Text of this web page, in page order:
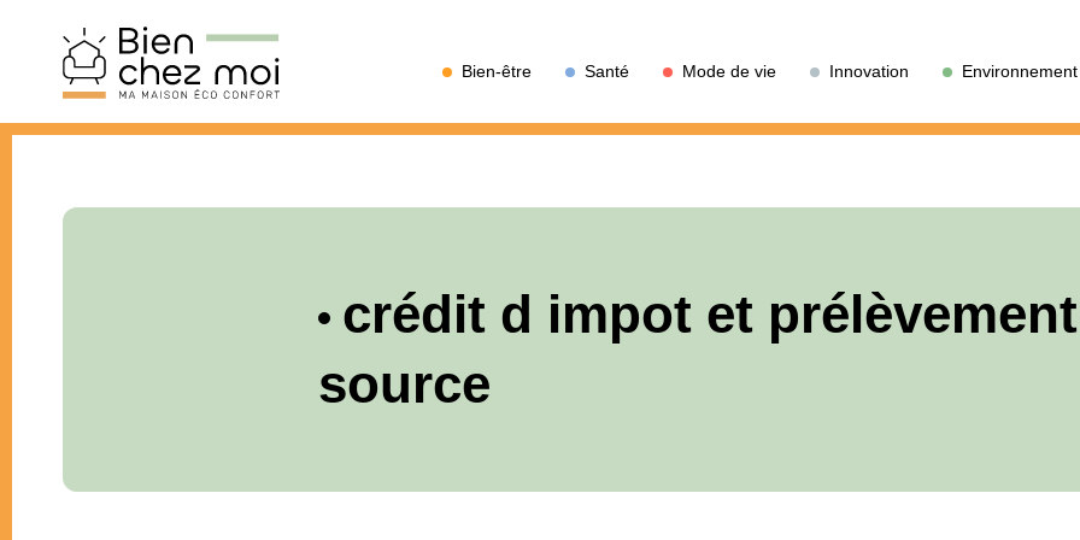
Bien-être Santé Mode de vie Innovation Environnement
crédit d impot et
source